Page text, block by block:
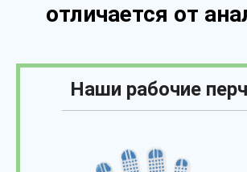
отличается от
Наши рабочие